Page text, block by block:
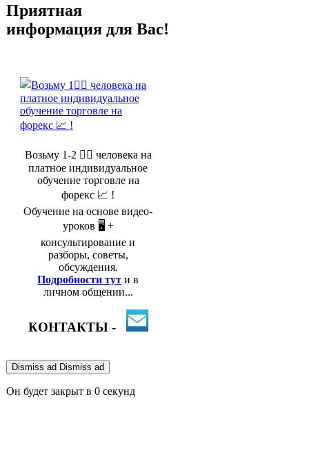
Приятная
информация для Вас!
Возьму 1-2 🤵‍♂️ человека на
платное индивидуальное
обучение торговле на
форекс 📈 !
Обучение на основе видео-
уроков 🖥️ +
консультирование и
разборы, советы,
обсуждения.
Подробности тут и в
личном общении...
КОНТАКТЫ -
Dismiss ad Dismiss ad
Он будет закрыт в 0 секунд